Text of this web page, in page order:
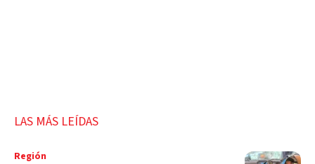
LAS MÁS LEÍDAS
Región